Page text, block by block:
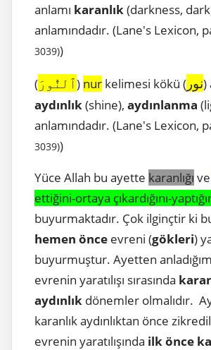
anlamı karanlık(darkness,
anlamındadır. (Lane's Lexicon,
3039))
(ٱلنُّورَ) nur kelimesi kökü ( نور)
aydınlık(shine), aydınlanma
anlamındadır. (Lane's Lexicon,
3039))
Yüce Allah bu ayette karanlığı ve
ettiğini-ortaya çıkardığını-
buyurmaktadır. Çok ilginçtir ki
hemen önce evreni (gökleri)
buyurmuştur. Ayetten
evrenin yaratılışı sırasında
aydınlık dönemler olmalıdır.
karanlık aydınlıktan önce
evrenin yaratılışında ilk önce